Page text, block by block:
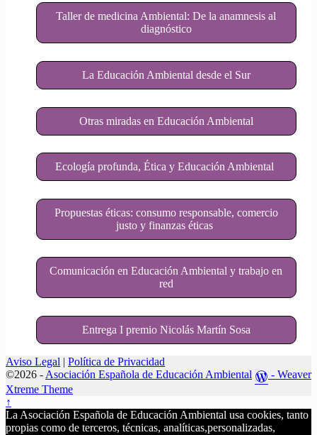
Taller de medicina Ambiental: De la anamnesis al
diagnóstico
La Educación Ambiental desde el Sur
Otras miradas en Educación Ambiental
Ecología profunda, Ética y Educación Ambiental
Propuestas éticas: consumo responsable, comercio
justo y finanzas éticas
Comunicación en Educación Ambiental y trabajo en
red
Entrega I premio Nicolás Martín Sosa
Aviso Legal | Política de Privacidad
©2026 - Asociación Española de Educación Ambiental - Weaver
Xtreme Theme
↑
La Asociación Española de Educación Ambiental usa cookies, tanto
propias como de terceros, técnicas, analíticas,personalizadas,